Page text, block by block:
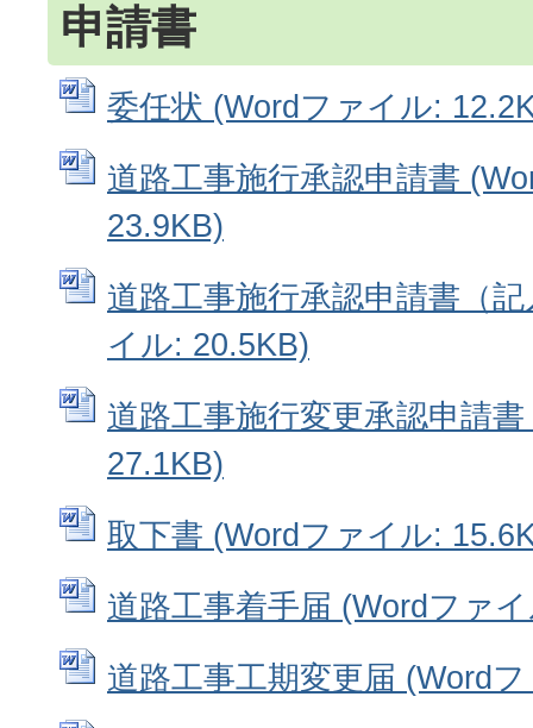
申請書
委任状 (Wordファイル:
道路工事施行承認申請書
23.9KB)
道路工事施行承認申請書（
イル: 20.5KB)
道路工事施行変更承認申請
27.1KB)
取下書 (Wordファイル:
道路工事着手届 (Wordファ
道路工事工期変更届 (Word